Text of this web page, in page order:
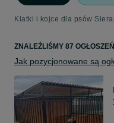
Klatki i kojce dla psów
ZNALEŹLIŚMY 87 OGŁOSZEŃ
Jak pozycjonowane są